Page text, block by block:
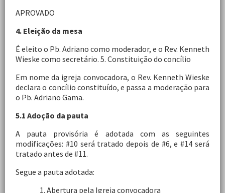
APROVADO
4. Eleição da mesa
É eleito o Pb. Adriano como moderador, e o Rev. Kenneth
Wieske como secretário. 5. Constituição do concílio
Em nome da igreja convocadora, o Rev. Kenneth Wieske
declara o concílio constituído, e passa a moderação para
o Pb. Adriano Gama.
5.1 Adoção da pauta
A pauta provisória é adotada com as seguintes
modificações: #10 será tratado depois de #6, e #14 será
tratado antes de #11.
Segue a pauta adotada:
1. Abertura pela Igreja convocadora